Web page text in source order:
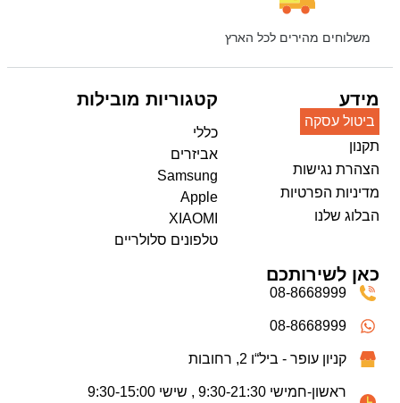
משלוחים מהירים לכל הארץ
מידע
ביטול עסקה
תקנון
הצהרת נגישות
מדיניות הפרטיות
הבלוג שלנו
קטגוריות מובילות
כללי
אביזרים
Samsung
Apple
XIAOMI
טלפונים סלולריים
כאן לשירותכם
08-8668999
08-8668999
קניון עופר - ביל“ו 2, רחובות
ראשון-חמישי 9:30-21:30 , שישי 9:30-15:00